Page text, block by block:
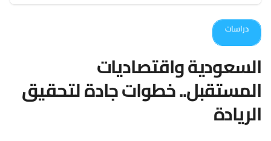
دراسات
السعودية واقتصاديات
المستقبل.. خطوات جادة لتحقيق
الريادة